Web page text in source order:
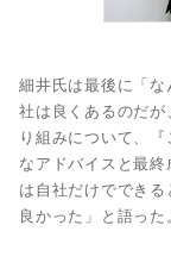
細井氏は最後に「
社は良くあるのだ
り組みについて、
なアドバイスと最
は自社だけででき
良かった」と語った